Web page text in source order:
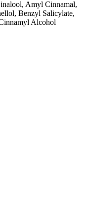
Amyl Cinnamal,
Benzyl Salicylate,
Alcohol